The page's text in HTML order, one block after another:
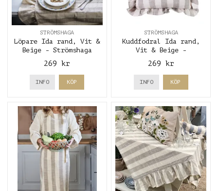
STRÖMSHAGA
Löpare Ida rand, Vit &
Beige - Strömshaga
269 kr
INFO KÖP
STRÖMSHAGA
Kuddfodral Ida rand,
Vit & Beige -
Strömshaga
269 kr
INFO KÖP